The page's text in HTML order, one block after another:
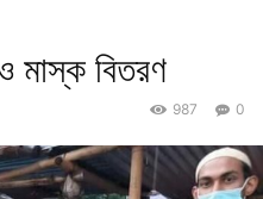
মাস্ক বিতরণ
0
987